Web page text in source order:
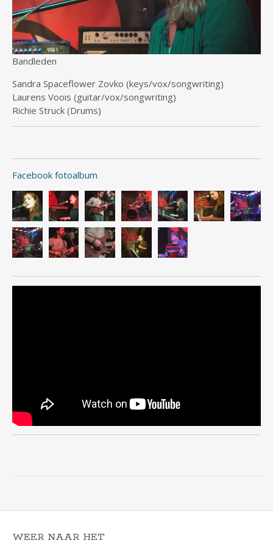
Bandleden
Sandra Spaceflower Zovko (keys/vox/songwriting)
Laurens Voois (guitar/vox/songwriting)
Richie Struck (Drums)
Facebook fotoalbum
WEER NAAR HET